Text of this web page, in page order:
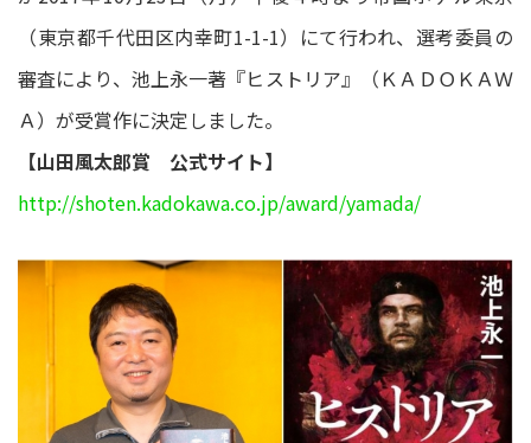
（東京都千代田区内幸町1-1-1）にて行われ、選考委員の
審査により、池上永一著『ヒストリア』（ＫＡＤＯＫＡＷ
Ａ）が受賞作に決定しました。
【山田風太郎賞 公式サイト】
http://shoten.kadokawa.co.jp/award/yamada/